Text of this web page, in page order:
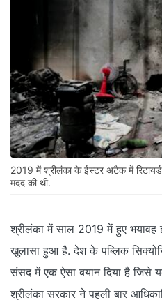
2019 में श्रीलंका के ईस्टर अटैक में
मदद की थी.
श्रीलंका में साल 2019 में हुए
खुलासा हुआ है. देश के पब्लिक
संसद में एक ऐसा बयान दिया है जिसे
श्रीलंका सरकार ने पहली बार